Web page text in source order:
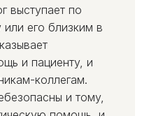
выступает по
его близким в
и пациенту, и
коллегам.
и тому,